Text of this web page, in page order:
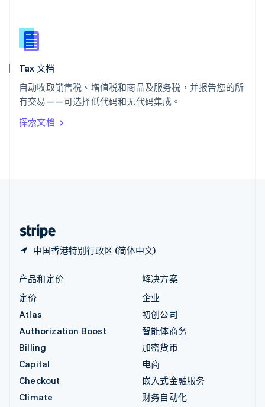
Tax 文档
自动收取销售税、增值税和商品及服务税，并报告您的所
有交易——可选择低代码和无代码集成。
探索文档
中国香港特别行政区 (简体中文)
English
新西兰
匈牙利
意大利
ItalianoEnglish
印度
English
产品和定价
定价
Atlas
Authorization Boost
Billing
Capital
Checkout
Climate
解决方案
企业
初创公司
智能体商务
加密货币
电商
嵌入式金融服务
财务自动化